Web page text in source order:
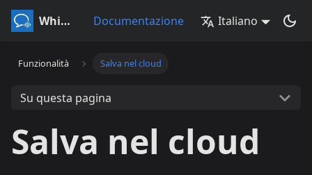
Whisperr Documentazione Italiano
Funzionalità Salva nel cloud
Su questa pagina
Salva nel cloud